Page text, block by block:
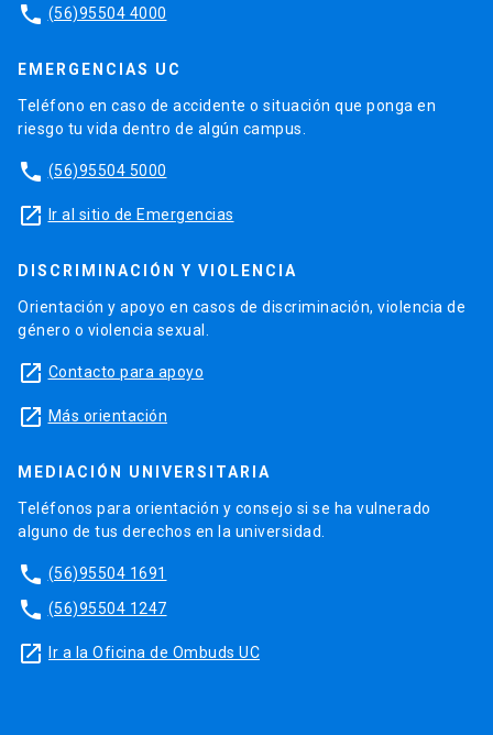
phone (56)95504 4000
EMERGENCIAS UC
Teléfono en caso de accidente o situación que ponga en
riesgo tu vida dentro de algún campus.
phone (56)95504 5000
launch Ir al sitio de Emergencias
DISCRIMINACIÓN Y VIOLENCIA
Orientación y apoyo en casos de discriminación, violencia de
género o violencia sexual.
launch Contacto para apoyo
launch Más orientación
MEDIACIÓN UNIVERSITARIA
Teléfonos para orientación y consejo si se ha vulnerado
alguno de tus derechos en la universidad.
phone (56)95504 1691
phone (56)95504 1247
launch Ir a la Oficina de Ombuds UC